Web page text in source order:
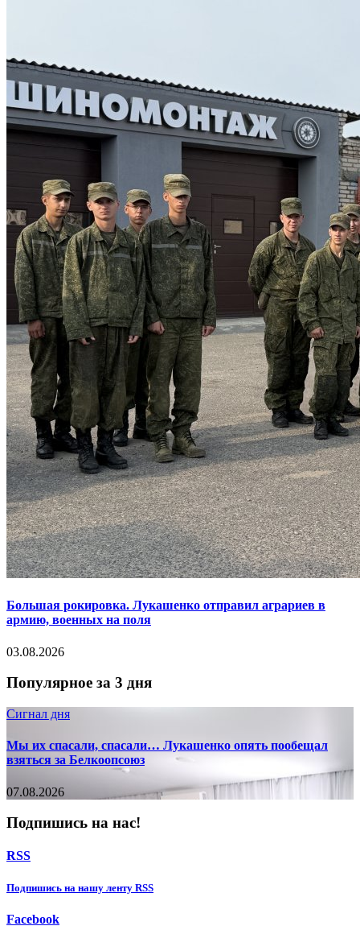
Большая рокировка. Лукашенко отправил аграриев в
армию, военных на поля
03.08.2026
Популярное за 3 дня
Сигнал дня
Мы их спасали, спасали… Лукашенко опять пообещал
взяться за Белкоопсоюз
07.08.2026
Подпишись на нас!
RSS
Подпишиcь на нашу ленту RSS
Facebook